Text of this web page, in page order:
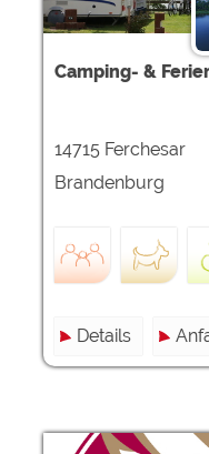
Camping- &
14715 Ferchesar
Brandenburg
Details